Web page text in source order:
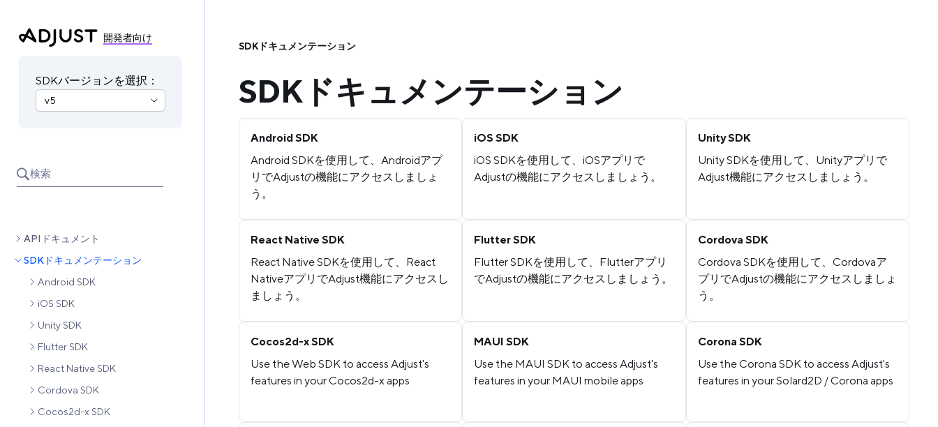
開発者向け
SDKバージョンを選択：
検索
APIドキュメント
SDKドキュメンテーション
Android SDK
iOS SDK
Unity SDK
Flutter SDK
React Native SDK
Cordova SDK
Cocos2d-x SDK
SDKドキュメンテーション
SDKドキュメンテーション
Android SDK
Android SDKを使用して、Androidアプ
リでAdjustの機能にアクセスしましょ
う。
iOS SDK
iOS SDKを使用して、iOSアプリで
Adjustの機能にアクセスしましょう。
Unity SDK
Unity SDKを使用して、Unityアプリで
Adjust機能にアクセスしましょう。
React Native SDK
React Native SDKを使用して、React
NativeアプリでAdjust機能にアクセスし
ましょう。
Flutter SDK
Flutter SDKを使用して、Flutterアプリ
でAdjustの機能にアクセスしましょう。
Cordova SDK
Cordova SDKを使用して、Cordovaア
プリでAdjustの機能にアクセスしましょ
う。
Cocos2d-x SDK
Use the Web SDK to access Adjust's
features in your Cocos2d-x apps
MAUI SDK
Use the MAUI SDK to access Adjust's
features in your MAUI mobile apps
Corona SDK
Use the Corona SDK to access Adjust's
features in your Solard2D / Corona apps